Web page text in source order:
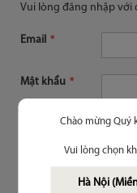
Chào mừng Quý
Vui lòng chọn
Hà Nội
Vui lòng đăng nhập với
Email
Mật khẩu
Nhớ mật khẩu trên